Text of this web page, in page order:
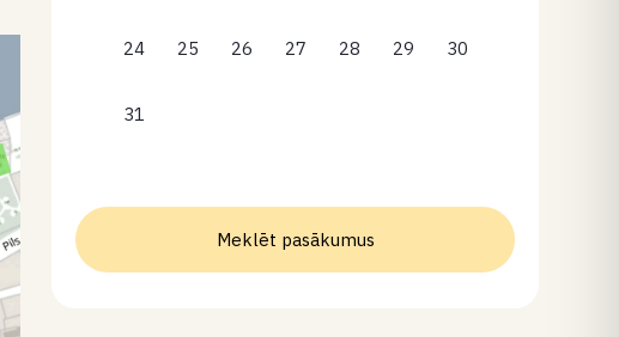
24 25 26 27 28 29 30
31
Meklēt pasākumus